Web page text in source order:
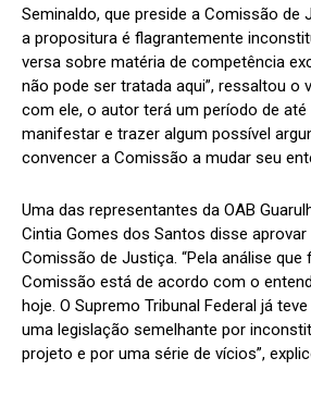
Seminaldo, que preside a Comissão de
a propositura é flagrantemente
versa sobre matéria de competência
não pode ser tratada aqui”, ressaltou o
com ele, o autor terá um período de até
manifestar e trazer algum possível
convencer a Comissão a mudar seu
Uma das representantes da OAB
Cintia Gomes dos Santos disse
Comissão de Justiça. “Pela análise
Comissão está de acordo com o
hoje. O Supremo Tribunal Federal já
uma legislação semelhante por
projeto e por uma série de vícios”,